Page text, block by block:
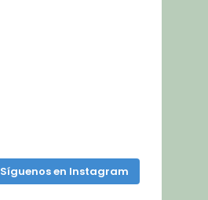
Síguenos en Instagram